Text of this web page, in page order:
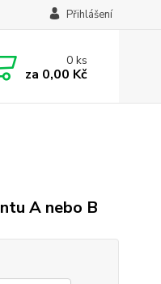
Přihlášení
0ks
za 0,00 Kč
A nebo B